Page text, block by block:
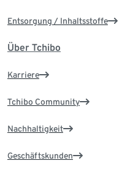
Entsorgung / Inhaltsstoffe
Über Tchibo
Karriere
Tchibo Community
Nachhaltigkeit
Geschäftskunden